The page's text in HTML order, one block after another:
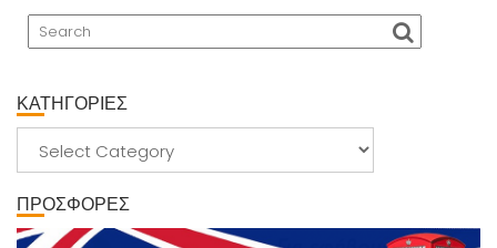
ΚΑΤΗΓΟΡΙΕΣ
ΚΑΤΗΓΟΡΙΕΣ
ΠΡΟΣΦΟΡΕΣ